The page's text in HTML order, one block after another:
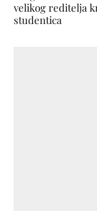
velikog reditelja
studentica